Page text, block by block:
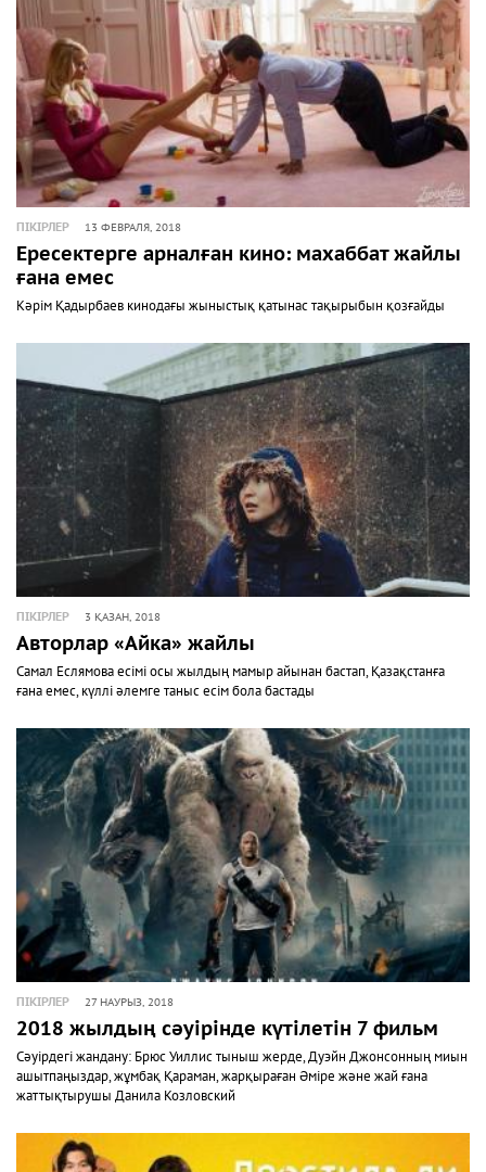
ПІКІРЛЕР 13 ФЕВРАЛЯ, 2018
Ересектерге арналған кино: махаббат жайлы
ғана емес
Кәрім Қадырбаев кинодағы жыныстық қатынас тақырыбын қозғайды
ПІКІРЛЕР 3 ҚАЗАН, 2018
Авторлар «Айка» жайлы
Самал Еслямова есімі осы жылдың мамыр айынан бастап, Қазақстанға
ғана емес, күллі әлемге таныс есім бола бастады
ПІКІРЛЕР 27 НАУРЫЗ, 2018
2018 жылдың сәуірінде күтілетін 7 фильм
Сәуірдегі жандану: Брюс Уиллис тыныш жерде, Дуэйн Джонсонның миын
ашытпаңыздар, жұмбақ Қараман, жарқыраған Әміре және жай ғана
жаттықтырушы Данила Козловский